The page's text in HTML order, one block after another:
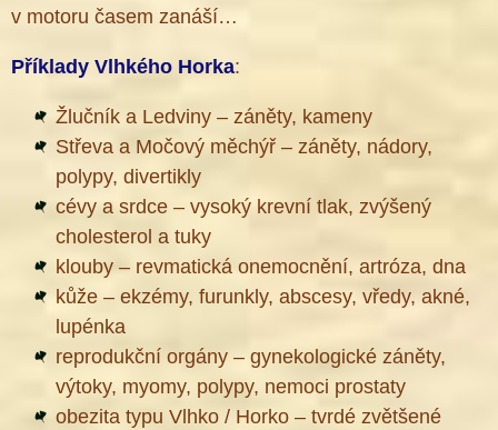
v motoru časem zanáší…
Příklady Vlhkého Horka:
Žlučník a Ledviny – záněty, kameny
Střeva a Močový měchýř – záněty, nádory,
polypy, divertikly
cévy a srdce – vysoký krevní tlak, zvýšený
cholesterol a tuky
klouby – revmatická onemocnění, artróza, dna
kůže – ekzémy, furunkly, abscesy, vředy, akné,
lupénka
reprodukční orgány – gynekologické záněty,
výtoky, myomy, polypy, nemoci prostaty
obezita typu Vlhko / Horko – tvrdé zvětšené